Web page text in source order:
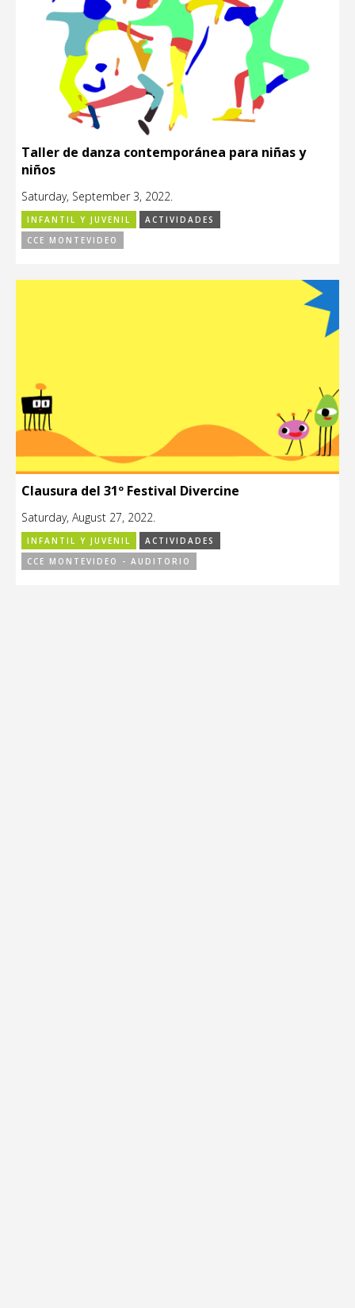
Taller de danza contemporánea para niñas y
niños
Saturday, September 3, 2022.
INFANTIL Y JUVENIL
ACTIVIDADES
CCE MONTEVIDEO
Clausura del 31º Festival Divercine
Saturday, August 27, 2022.
INFANTIL Y JUVENIL
ACTIVIDADES
CCE MONTEVIDEO - AUDITORIO